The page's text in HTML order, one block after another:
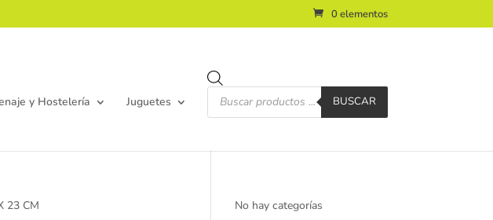
0 elementos
y Hostelería Juguetes
Búsqueda
productos
BUSCAR
23 CM No hay categorías